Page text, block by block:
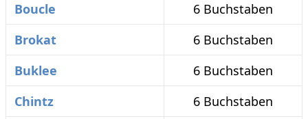
Boucle
6 Buchstaben
Brokat
6 Buchstaben
Buklee
6 Buchstaben
Chintz
6 Buchstaben